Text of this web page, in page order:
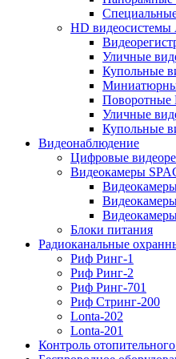
HD
Уличные
Купольные
Поворотные
Уличные
Купольные
Видеонаблюдение
Цифровые
Видеокамеры
Блоки питания
Радиоканальные
Риф Ринг-1
Риф Ринг-2
Риф Ринг-701
Риф Стринг-200
Lonta-202
Lonta-201
Контроль